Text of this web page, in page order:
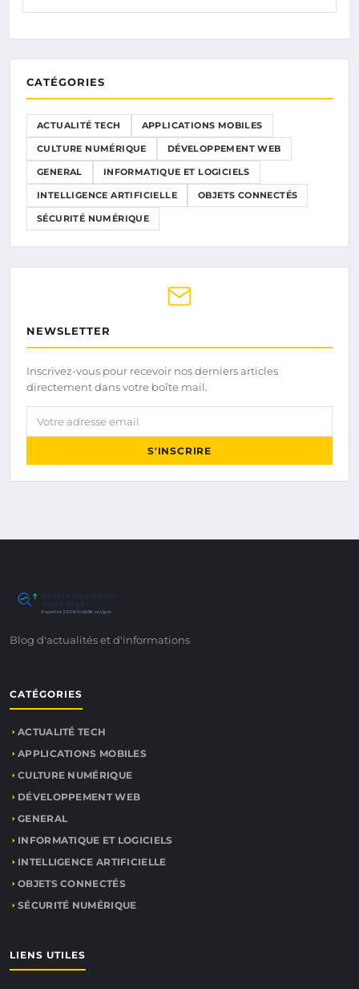
CATÉGORIES
ACTUALITÉ TECH APPLICATIONS MOBILES
CULTURE NUMÉRIQUE DÉVELOPPEMENT WEB
GENERAL INFORMATIQUE ET LOGICIELS
INTELLIGENCE ARTIFICIELLE OBJETS CONNECTÉS
SÉCURITÉ NUMÉRIQUE
NEWSLETTER
Inscrivez-vous pour recevoir nos derniers articles
directement dans votre boîte mail.
Votre adresse email
S'INSCRIRE
Sites Web
Expertise SEO & Visibilité en Ligne
Blog d'actualités et d'informations
CATÉGORIES
ACTUALITÉ TECH
APPLICATIONS MOBILES
CULTURE NUMÉRIQUE
DÉVELOPPEMENT WEB
GENERAL
INFORMATIQUE ET LOGICIELS
INTELLIGENCE ARTIFICIELLE
OBJETS CONNECTÉS
SÉCURITÉ NUMÉRIQUE
LIENS UTILES